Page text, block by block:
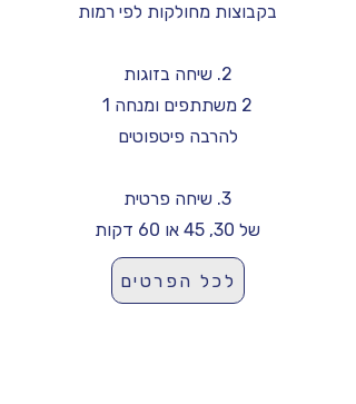
בקבוצות מחולקות לפי רמות
2. שיחה בזוגות
2 משתתפים ומנחה 1
להרבה פיטפוטים
3. שיחה פרטית
של 30, 45 או 60 דקות
לכל הפרטים